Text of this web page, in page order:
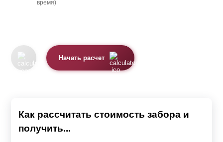
время)
Начать расчет
Как рассчитать стоимость забора и
получить...